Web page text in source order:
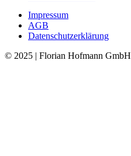
Impressum
AGB
Datenschutzerklärung
© 2025 | Florian Hofmann GmbH